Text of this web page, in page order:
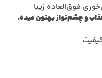
فوق‌العاده زیبا
و چشم‌نواز بهتون میده.